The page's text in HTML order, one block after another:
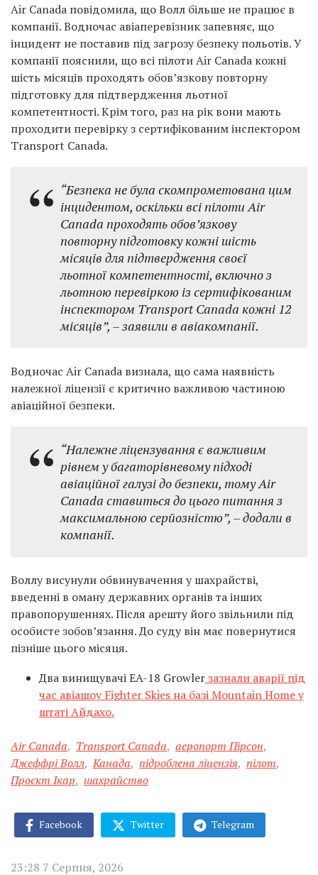
Air Canada повідомила, що Волл більше не працює в
компанії. Водночас авіаперевізник запевняє, що
інцидент не поставив під загрозу безпеку польотів. У
компанії пояснили, що всі пілоти Air Canada кожні
шість місяців проходять обов’язкову повторну
підготовку для підтвердження льотної
компетентності. Крім того, раз на рік вони мають
проходити перевірку з сертифікованим інспектором
Transport Canada.
“Безпека не була скомпрометована цим
інцидентом, оскільки всі пілоти Air
Canada проходять обов’язкову
повторну підготовку кожні шість
місяців для підтвердження своєї
льотної компетентності, включно з
льотною перевіркою із сертифікованим
інспектором Transport Canada кожні 12
місяців”, – заявили в авіакомпанії.
Водночас Air Canada визнала, що сама наявність
належної ліцензії є критично важливою частиною
авіаційної безпеки.
“Належне ліцензування є важливим
рівнем у багаторівневому підході
авіаційної галузі до безпеки, тому Air
Canada ставиться до цього питання з
максимальною серйозністю”, – додали в
компанії.
Воллу висунули обвинувачення у шахрайстві,
введенні в оману державних органів та інших
правопорушеннях. Після арешту його звільнили під
особисте зобов’язання. До суду він має повернутися
пізніше цього місяця.
Два винищувачі EA-18 Growlerзазнали аварії під
час авіашоу Fighter Skies на базі Mountain Home у
штаті Айдахо.
Air Canada, Transport Canada, аеропорт Пірсон,
Джеффрі Волл, Канада, підроблена ліцензія, пілот,
Проєкт Ікар, шахрайство
Facebook Twitter Telegram
23:28 7 Серпня, 2026